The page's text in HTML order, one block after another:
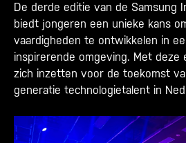
De derde editie van de Samsung
biedt jongeren een unieke kans
vaardigheden te ontwikkelen in
inspirerende omgeving. Met deze
zich inzetten voor de toekomst
generatie technologietalent in